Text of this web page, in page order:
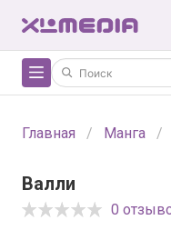
Главная Манга
Валли
0